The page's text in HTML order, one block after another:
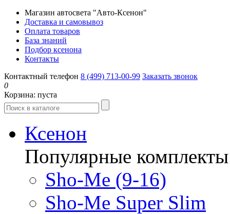
Магазин автосвета "Авто-Ксенон"
Доставка и самовывоз
Оплата товаров
База знаний
Подбор ксенона
Контакты
Контактный телефон 8 (499) 713-00-99 Заказать звонок
0
Корзина: пуста
Ксенон
Популярные комплекты
Sho-Me (9-16)
Sho-Me Super Slim